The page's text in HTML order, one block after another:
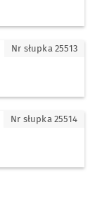
Nr słupka 25513
Nr słupka 25514